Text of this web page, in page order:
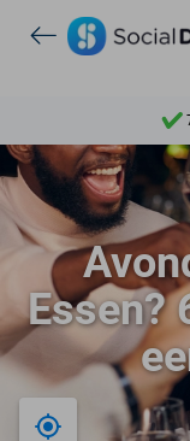
Essen?
Bij mij in de